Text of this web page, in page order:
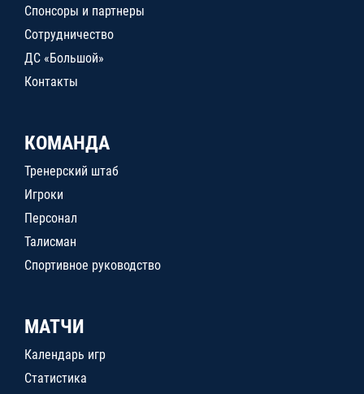
Спонсоры и партнеры
Сотрудничество
ДС «Большой»
Контакты
КОМАНДА
Тренерский штаб
Игроки
Персонал
Талисман
Спортивное руководство
МАТЧИ
Календарь игр
Статистика